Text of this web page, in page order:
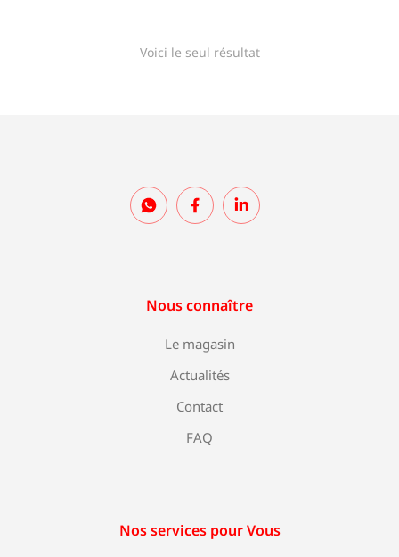
Voici le seul résultat
Nous connaître
Le magasin
Actualités
Contact
FAQ
Nos services pour Vous